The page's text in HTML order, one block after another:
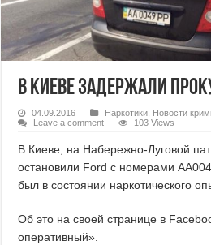
В Киеве задержали
04.09.2016 Наркотики Новости
Leave a comment
103 Views
В Киеве, на Набережно-Луговой
остановили Ford с номерами
был в состоянии наркотического
Об это на своей странице в
оперативный».